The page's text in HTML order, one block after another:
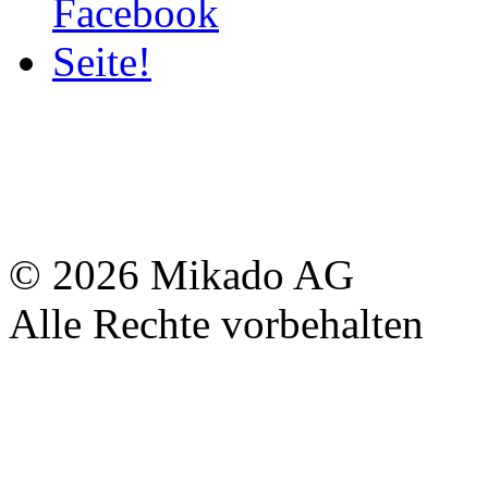
© 2026 Mikado AG
Alle Rechte vorbehalten